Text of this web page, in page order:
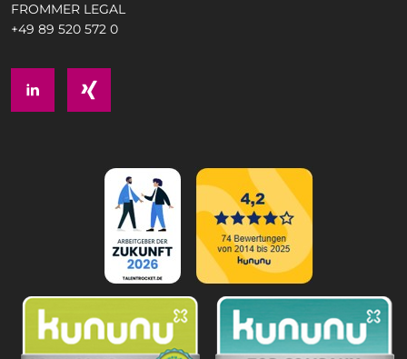
FROMMER LEGAL
+49 89 520 572 0